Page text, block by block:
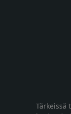
Tärkeissä